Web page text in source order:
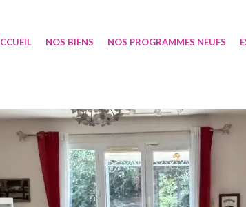
NOS BIENS NOS PROGRAMMES NEUFS